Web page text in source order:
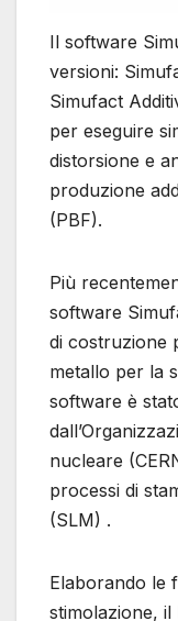
Il software
versioni:
Simufact
per eseguire
distorsione e
produzione
(PBF).
Più
software
di costruzione
metallo per la
software è
nucleare
processi di
(SLM) .
Elaborando le
stimolazione,